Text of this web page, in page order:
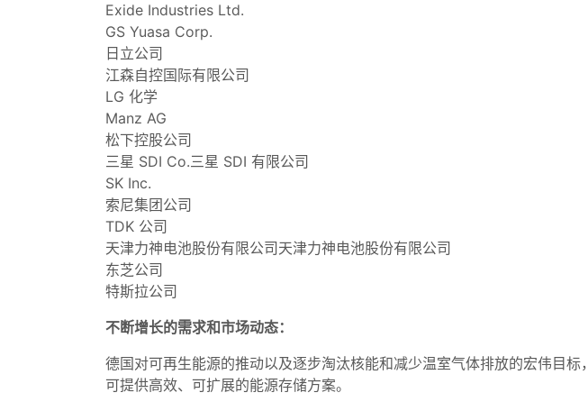
Exide Industries Ltd.
GS Yuasa Corp.
日立公司
江森自控国际有限公司
LG 化学
Manz AG
松下控股公司
三星 SDI Co.三星 SDI 有限公司
SK Inc.
索尼集团公司
TDK 公司
天津力神电池股份有限公司天津力神电池股份有限公司
东芝公司
特斯拉公司
不断增长的需求和市场动态：
德国对可再生能源的推动以及逐步淘汰核能和减少温室气体排放的宏伟目
可提供高效、可扩展的能源存储方案。